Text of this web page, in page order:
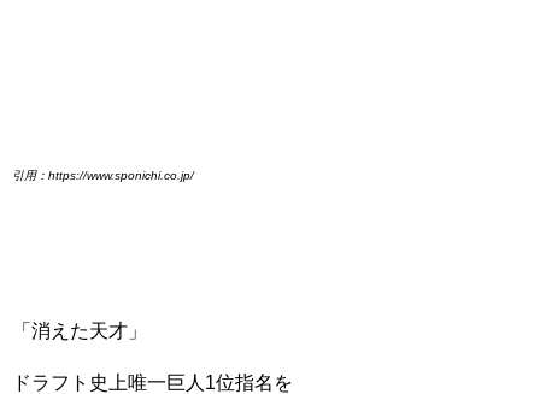
引用：https://www.sponichi.co.jp/
「消えた天才」
ドラフト史上唯一巨人1位指名を